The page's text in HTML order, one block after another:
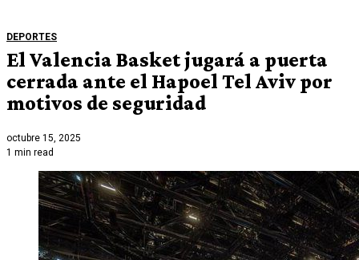
DEPORTES
El Valencia Basket jugará a puerta
cerrada ante el Hapoel Tel Aviv por
motivos de seguridad
octubre 15, 2025
1 min read